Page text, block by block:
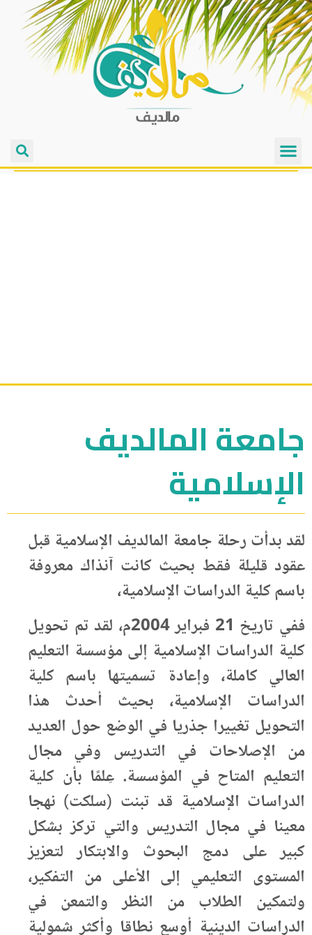
جامعة المالديف
الإسلامية
لقد بدأت رحلة جامعة المالديف الإسلامية قبل
عقود قليلة فقط بحيث كانت آنذاك معروفة
باسم كلية الدراسات الإسلامية،
ففي تاريخ 21 فبراير 2004م، لقد تم تحويل
كلية الدراسات الإسلامية إلى مؤسسة التعليم
العالي كاملة، وإعادة تسميتها باسم كلية
الدراسات الإسلامية، بحيث أحدث هذا
التحويل تغييرا جذريا في الوضع حول العديد
من الإصلاحات في التدريس وفي مجال
التعليم المتاح في المؤسسة. عِلمًا بأن كلية
الدراسات الإسلامية قد تبنت (سلكت) نهجا
معينا في مجال التدريس والتي تركز بشكل
كبير على دمج البحوث والابتكار لتعزيز
المستوى التعليمي إلى الأعلى من التفكير،
ولتمكين الطلاب من النظر والتمعن في
الدراسات الدينية أوسع نطاقا وأكثر شمولية